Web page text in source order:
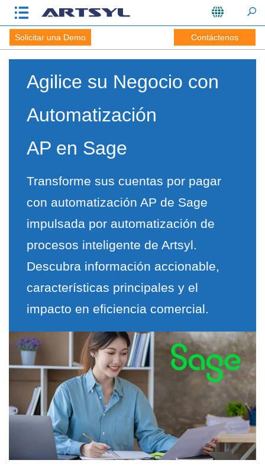
Solicitar una Demo Contáctenos
Agilice su Negocio con
Automatización
AP en Sage
Transforme sus cuentas por pagar
con automatización AP de Sage
impulsada por automatización de
procesos inteligente de Artsyl.
Descubra información accionable,
características principales y el
impacto en eficiencia comercial.